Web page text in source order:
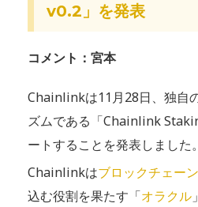
v0.2」を発表
コメント：宮本
Chainlinkは11月28日、独自
ズムである「Chainlink
ートすることを発表しました。
Chainlinkはブロックチェーン
込む役割を果たす「オラクル